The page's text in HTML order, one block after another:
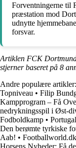
Forventningerne til
præstation mod
udnytte
forsvar.
Artiklen FCK
stjerner baseret på 8
Andre populære artikler:
Topniveau • Filip
Kampprogram – Få
nedrykningsspil i Øst-
Fodboldkamp •
Den berømte tyrkiske
Aab! •
Horsens Nyheder: Få